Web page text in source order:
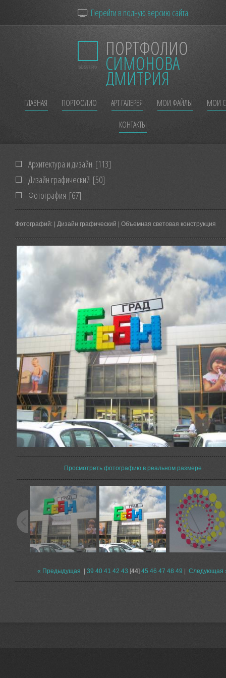
Перейти в полную версию сайта
SDS87.RU
ПОРТФОЛИО
СИМОНОВА
ДМИТРИЯ
ГЛАВНАЯ ПОРТФОЛИО АРТ ГАЛЕРЕЯ МОИ ФАЙЛЫ
МОИ
КОНТАКТЫ
Архитектура и дизайн [113]
Дизайн графический [50]
Фотография [67]
Фотографий: | Дизайн графический | Объемная световая конструкция
Просмотреть фотографию в реальном размере
« Предыдущая 39 40 41 42 43 [44] 45 46 47 48 49 Следующая